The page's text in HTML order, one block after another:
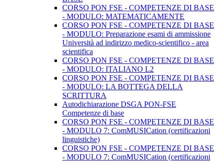
CORSO PON FSE - COMPETENZE DI BASE
- MODULO: MATEMATICAMENTE
CORSO PON FSE - COMPETENZE DI BASE
- MODULO: Preparazione esami di ammissione
Università ad indirizzo medico-scientifico - area
scientifica
CORSO PON FSE - COMPETENZE DI BASE
- MODULO: ITALIANO L2
CORSO PON FSE - COMPETENZE DI BASE
- MODULO: LA BOTTEGA DELLA
SCRITTURA
Autodichiarazione DSGA PON-FSE
Competenze di base
CORSO PON FSE - COMPETENZE DI BASE
- MODULO 7: ComMUSICation (certificazioni
linguistiche)
CORSO PON FSE - COMPETENZE DI BASE
- MODULO 7: ComMUSICation (certificazioni